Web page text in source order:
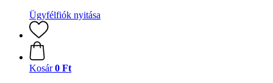
Ügyfélfiók nyitása
Kosár 0 Ft